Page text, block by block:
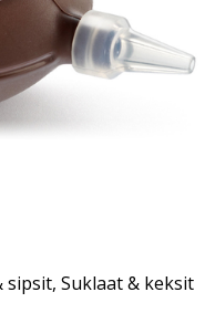
sipsit, Suklaat & keksit